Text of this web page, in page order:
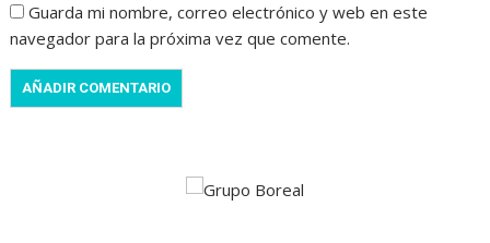
Guarda mi nombre, correo electrónico y web en este
navegador para la próxima vez que comente.